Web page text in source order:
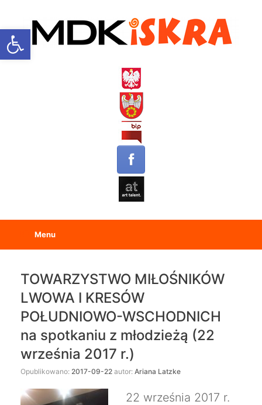
Open toolbar
Menu
TOWARZYSTWO MIŁOŚNIKÓW
LWOWA I KRESÓW
POŁUDNIOWO-WSCHODNICH
na spotkaniu z młodzieżą (22
września 2017 r.)
Opublikowano: 2017-09-22 autor: Ariana Latzke
22 września 2017 r.